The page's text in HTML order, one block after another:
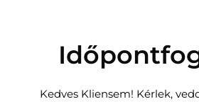
Kedves Kliensem! Kérlek,